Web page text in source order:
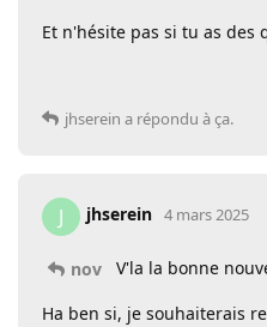
Et n'hésite pas si tu as des
jhserein a répondu à ça.
J jhserein 4 mars 2025
nov V'la la bonne
Ha ben si, je souhaiterais